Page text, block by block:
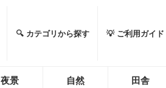
🔍 カテゴリから探す 💡 ご利用ガイド
夜景 自然 田舎